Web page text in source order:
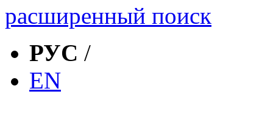
расширенный поиск
РУС /
EN